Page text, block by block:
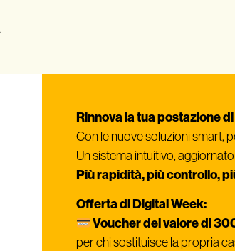
Rinnova la tua postazione
Con le nuove soluzioni smart,
Un sistema intuitivo,
Più rapidità, più controllo,
Offerta di Digital Week:
Voucher del valore di
per chi sostituisce la propria